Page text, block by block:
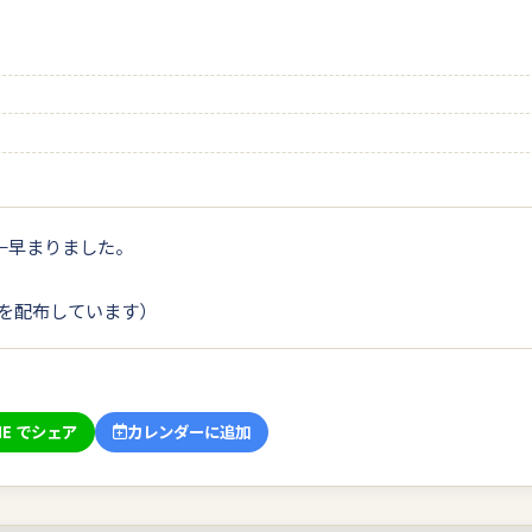
まりました。
布しています）
でシェア カレンダーに追加